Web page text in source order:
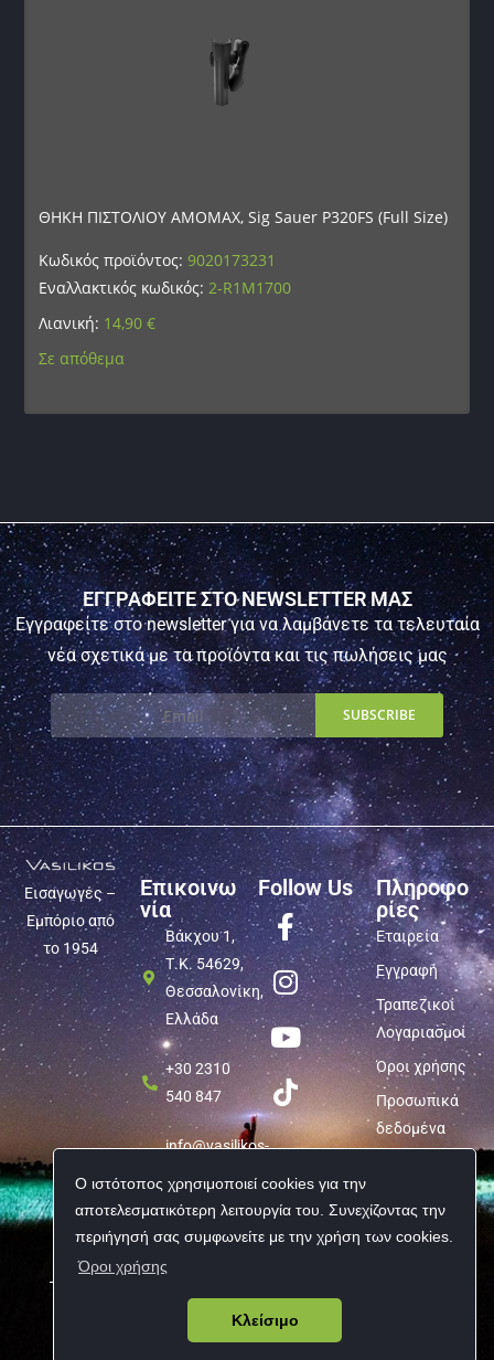
Ο ιστότοπος χρησιμοποιεί cookies για την
αποτελεσματικότερη λειτουργία του. Συνεχίζοντας την
περιήγησή σας συμφωνείτε με την χρήση των cookies.
Όροι χρήσης
Κλείσιμο
ΘΗΚΗ ΠΙΣΤΟΛΙΟΥ AMOMAX, Sig Sauer P320FS (Full Size)
Κωδικός προϊόντος:9020173231
Εναλλακτικός κωδικός:2-R1M1700
Λιανική: 14,90€
Σε απόθεμα
ΕΓΓΡΑΦΕΙΤΕ ΣΤΟ NEWSLETTER ΜΑΣ
Εγγραφείτε στο newsletter για να λαμβάνετε τα τελευταία
νέα σχετικά με τα προϊόντα και τις πωλήσεις μας
Εισαγωγές –
Εμπόριο από
το 1954
Επικοινω
νία
Βάκχου 1,
Τ.Κ. 54629,
Θεσσαλονίκη,
Ελλάδα
+30 2310
540 847
info@vasilikos-
Follow Us
Πληροφο
ρίες
Εταιρεία
Εγγραφή
Τραπεζικοί
Λογαριασμοί
Όροι χρήσης
Προσωπικά
δεδομένα
Copyright © 2026 Vasilikos Import | All rights reserved